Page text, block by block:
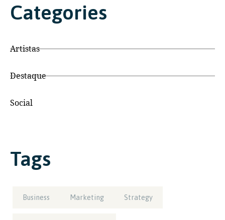
Categories
Artistas
Destaque
Social
Tags
Business Marketing Strategy